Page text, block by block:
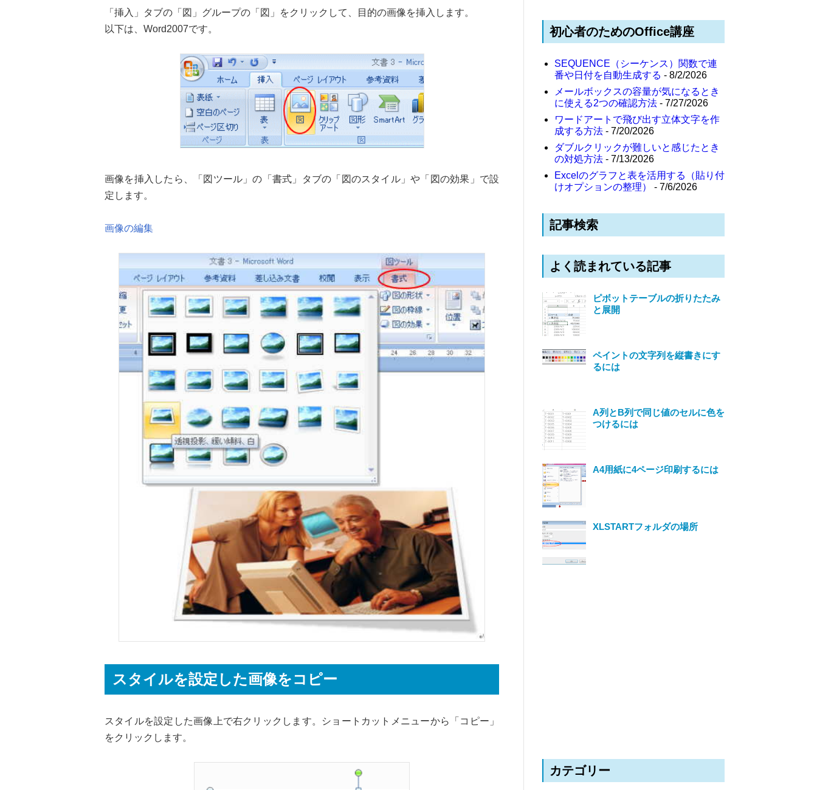
「挿入」タブの「図」グループの「図」をクリックして、目的の画像を挿入します。
以下は、Word2007です。
画像を挿入したら、「図ツール」の「書式」タブの「図のスタイル」や「図の効果」で設
定します。
画像の編集
スタイルを設定した画像をコピー
スタイルを設定した画像上で右クリックします。ショートカットメニューから「コピー」
をクリックします。
初心者のためのOffice講座
SEQUENCE（シーケンス）関数で連
番や日付を自動生成する - 8/2/2026
メールボックスの容量が気になるとき
に使える2つの確認方法 - 7/27/2026
ワードアートで飛び出す立体文字を作
成する方法 - 7/20/2026
ダブルクリックが難しいと感じたとき
の対処方法 - 7/13/2026
Excelのグラフと表を活用する（貼り付
けオプションの整理）
- 7/6/2026
記事検索
よく読まれている記事
ピボットテーブルの折りたたみ
と展開
ペイントの文字列を縦書きにす
るには
A列とB列で同じ値のセルに色を
つけるには
A4用紙に4ページ印刷するには
XLSTARTフォルダの場所
カテゴリー